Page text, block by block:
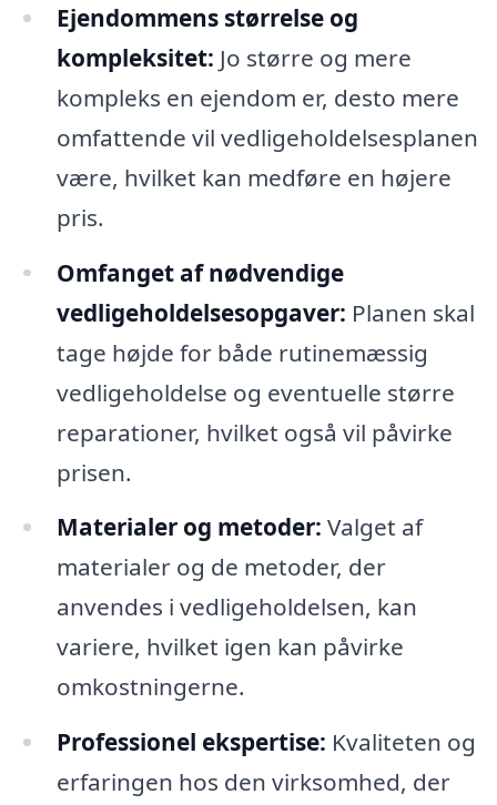
Ejendommens størrelse og
kompleksitet: Jo større og mere
kompleks en ejendom er, desto mere
omfattende vil vedligeholdelsesplanen
være, hvilket kan medføre en højere
pris.
Omfanget af nødvendige
vedligeholdelsesopgaver: Planen skal
tage højde for både rutinemæssig
vedligeholdelse og eventuelle større
reparationer, hvilket også vil påvirke
prisen.
Materialer og metoder: Valget af
materialer og de metoder, der
anvendes i vedligeholdelsen, kan
variere, hvilket igen kan påvirke
omkostningerne.
Professionel ekspertise: Kvaliteten og
erfaringen hos den virksomhed, der